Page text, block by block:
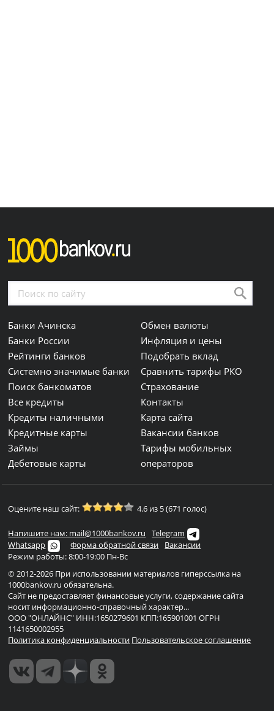
Банки Ачинска
Банки России
Рейтинги банков
Системно значимые банки
Поиск банкоматов
Все кредиты
Кредиты наличными
Кредитные карты
Займы
Дебетовые карты
Обмен валюты
Инфляция и цены
Подобрать вклад
Сравнить тарифы РКО
Страхование
Контакты
Карта сайта
Вакансии банков
Тарифы мобильных
операторов
Оцените наш сайт: 4.6 из 5 (671 голос)
Напишите нам: mail@1000bankov.ru
Telegram
Whatsapp
Форма обратной связи
Вакансии
Режим работы: 8:00-19:00 Пн-Вс
© 2012-2026 При использовании материалов гиперссылка на
1000bankov.ru обязательна.
Сайт не предоставляет финансовые услуги, содержание сайта
носит информационно-справочный характер...
ООО "ОНЛАЙНС" ИНН:1650279601 КПП:165901001 ОГРН
1141650002955
Политика конфиденциальности Пользовательское соглашение